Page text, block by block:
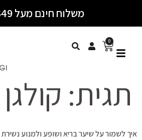
משלוח חינם מעל 349 ש”ח
0
תגית: קולגן
איך לשמור על שיער בריא ושופע ולמנוע